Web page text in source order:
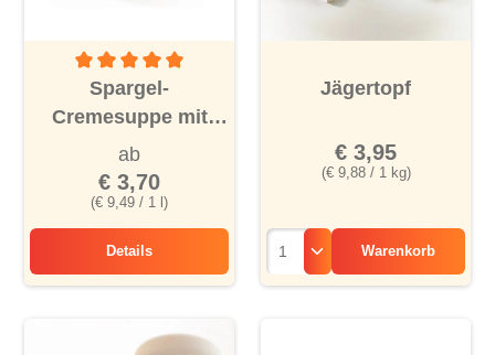
Durchschnittliche Bewertung von 5 von 5 Sternen
Spargel-
Cremesuppe mit
Schinken
(€ 9,49 / 1 l)
ab
€ 3,70
Details
Spargel-Cremesuppe mit Schinken
Jägertopf
(€ 9,88 / 1 kg)
€ 3,95
Warenkorb